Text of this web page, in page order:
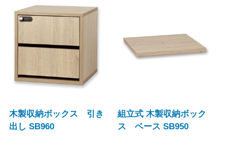
木製収納ボックス 引き
出し SB960
組立式 木製収納ボック
ス ベース SB950